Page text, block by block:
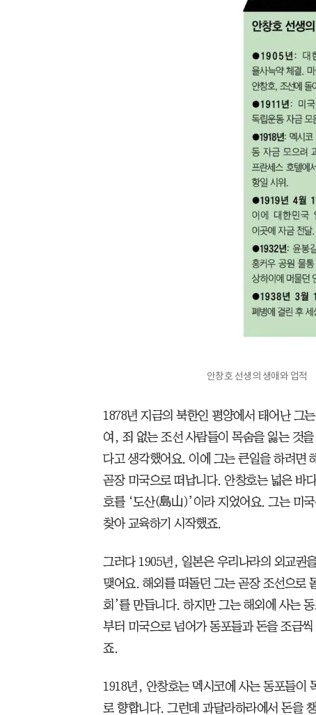
안창호 선생의 생애와 업적
1878년 지금의 북한인 평양에서 태어난 그
여, 죄 없는 조선 사람들이 목숨을 잃는 것
다고 생각했어요. 이에 그는 큰일을 하려면
곧장 미국으로 떠납니다. 안창호는 넓은 바
호를 ‘도산(島山)’이라 지었어요. 그는 미
찾아 교육하기 시작했죠.
그러다 1905년, 일본은 우리나라의 외교권
맺어요. 해외를 떠돌던 그는 곧장 조선으로
회’를 만듭니다. 하지만 그는 해외에 사는
부터 미국으로 넘어가 동포들과 돈을 조금
죠.
1918년, 안창호는 멕시코에 사는 동포들이
로 향합니다. 그런데 과달라하라에서 돈을